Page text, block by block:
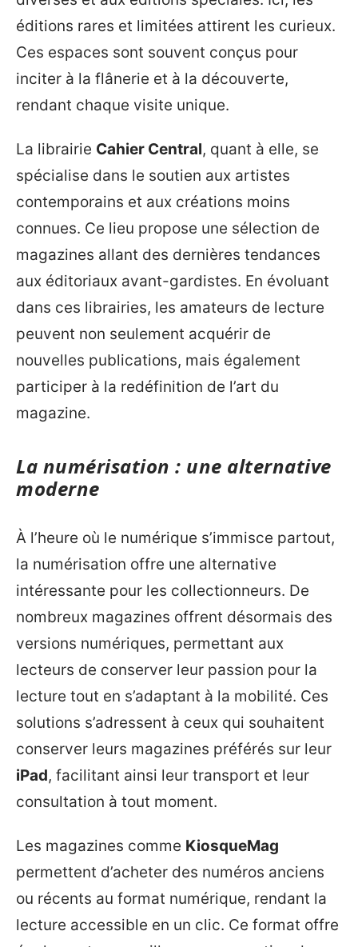
éditions rares et limitées attirent les curieux.
Ces espaces sont souvent conçus pour
inciter à la flânerie et à la découverte,
rendant chaque visite unique.
La librairie Cahier Central, quant à elle, se
spécialise dans le soutien aux artistes
contemporains et aux créations moins
connues. Ce lieu propose une sélection de
magazines allant des dernières tendances
aux éditoriaux avant-gardistes. En évoluant
dans ces librairies, les amateurs de lecture
peuvent non seulement acquérir de
nouvelles publications, mais également
participer à la redéfinition de l’art du
magazine.
La numérisation : une alternative
moderne
À l’heure où le numérique s’immisce partout,
la numérisation offre une alternative
intéressante pour les collectionneurs. De
nombreux magazines offrent désormais des
versions numériques, permettant aux
lecteurs de conserver leur passion pour la
lecture tout en s’adaptant à la mobilité. Ces
solutions s’adressent à ceux qui souhaitent
conserver leurs magazines préférés sur leur
iPad, facilitant ainsi leur transport et leur
consultation à tout moment.
Les magazines comme KiosqueMag
permettent d’acheter des numéros anciens
ou récents au format numérique, rendant la
lecture accessible en un clic. Ce format offre